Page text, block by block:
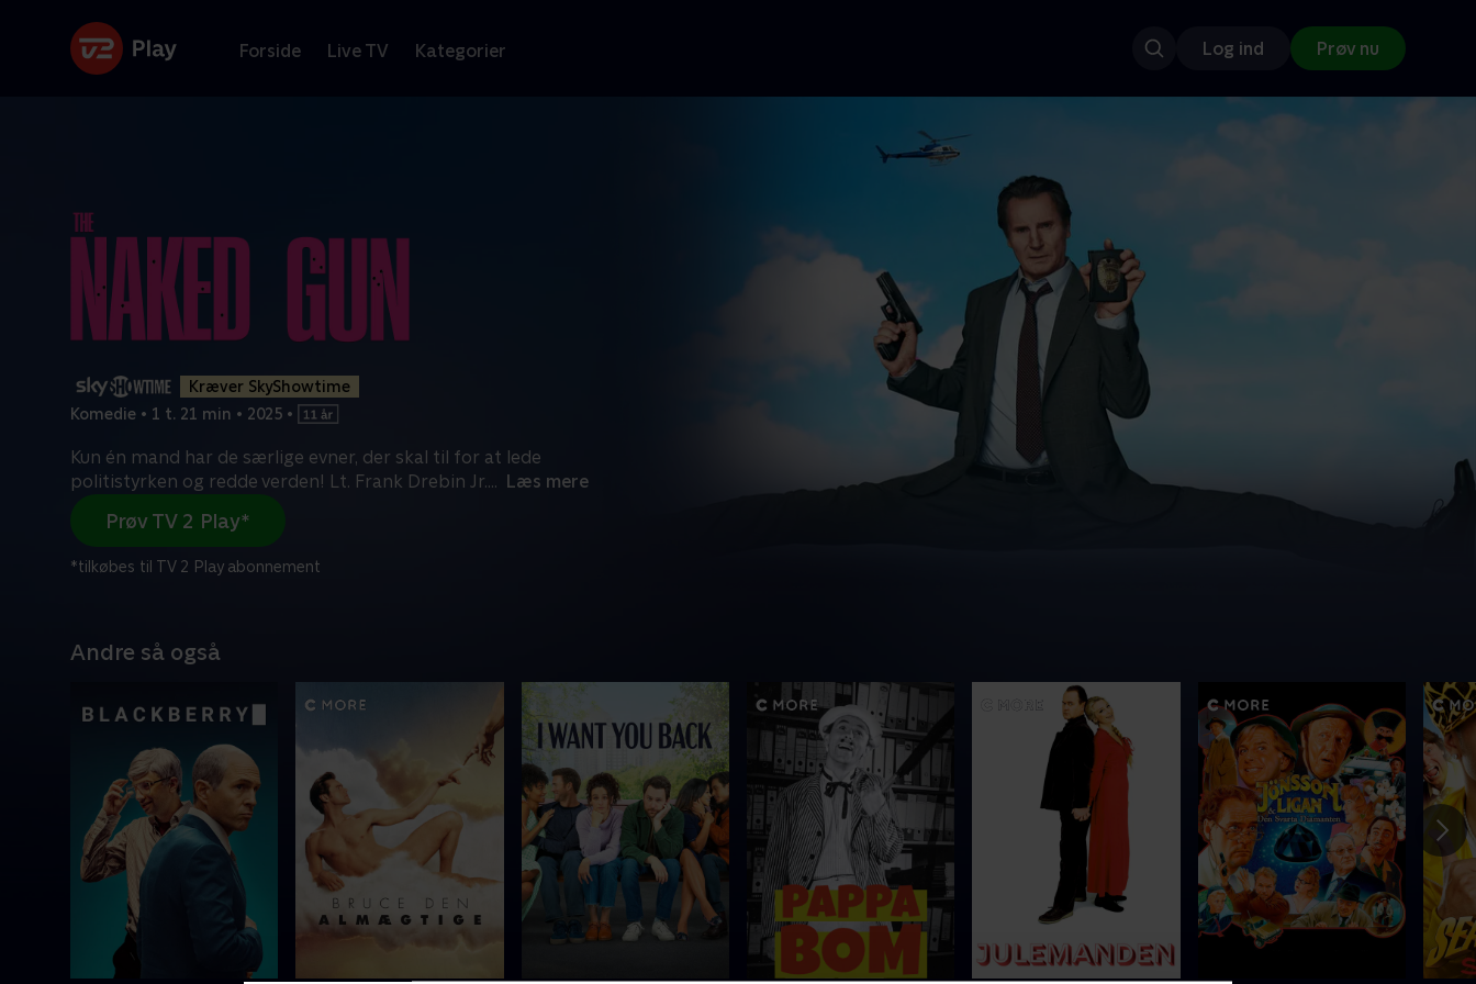
Forside Live TV Kategorier Log ind Prøv nu
Kræver SkyShowtime
Komedie • 1 t. 21 min • 2025 •
Kun én mand har de særlige evner, der skal til for at lede
politistyrken og redde verden! Lt. Frank Drebin Jr.... Læs mere
Prøv TV 2 Play*
*tilkøbes til TV 2 Play abonnement
Andre så også